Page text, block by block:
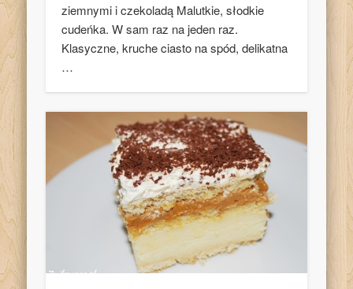
ziemnymi i czekoladą Malutkie, słodkie
cudeńka. W sam raz na jeden raz.
Klasyczne, kruche ciasto na spód, delikatna
…